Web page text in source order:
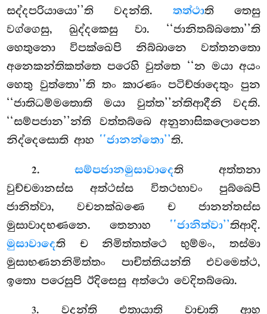
සද්දපරියායො’’ති වදන්ති. තත්ථාති තෙසු
වග්ගෙසු, ඛුද්දකෙසු වා. ‘‘ජානිතබ්බතො’’ති
හෙතුනො විපක්ඛෙපි නිබ්බානෙ වත්තනතො
අනෙකන්තිකත්තෙ පරෙහි වුත්තෙ ‘‘න මයා අයං
හෙතු වුත්තො’’ති තං කාරණං පටිච්ඡාදෙතුං පුන
‘‘ජාතිධම්මතොති මයා වුත්ත’’න්තිආදීනි වදති.
‘‘සම්පජාන’’න්ති වත්තබ්බෙ අනුනාසිකලොපෙන
නිද්දෙසොති ආහ ‘‘ජානන්තො’’ති.
2.සම්පජානමුසාවාදෙති අත්තනා
වුච්චමානස්ස අත්ථස්ස විතථභාවං පුබ්බෙපි
ජානිත්වා, වචනක්ඛණෙ ච ජානන්තස්ස
මුසාවාදභණනෙ. තෙනාහ ‘‘ජානිත්වා’’තිආදි.
මුසාවාදෙති ච නිමිත්තත්ථෙ භුම්මං, තස්මා
මුසාභණනනිමිත්තං පාචිත්තියන්ති එවමෙත්ථ,
ඉතො පරෙසුපි ඊදිසෙසු අත්ථො වෙදිතබ්බො.
3. වදන්ති එතායාති වාචාති ආහ